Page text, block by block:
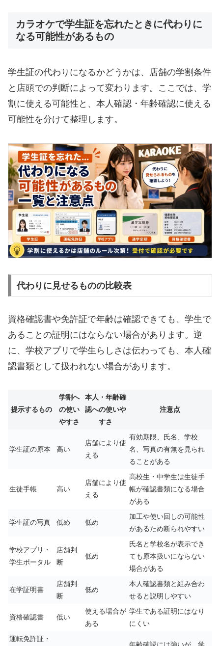
カラオケで学生証を忘れたときに代わりに
なる可能性があるもの
学生証の代わりになるかどうかは、店舗の学割条件
と店頭での判断によって変わります。ここでは、学
割に使える可能性と、本人確認・年齢確認に使える
可能性を分けて整理します。
代わりに見せるものの比較表
資格確認書や免許証で年齢は確認できても、学生で
あることの証明にはならない場合があります。逆
に、学校アプリで学生らしさは伝わっても、本人確
認書類として扱われない場合があります。
提示するもの
学割へ
の使い
やすさ
本人・年齢確
認への使いや
すさ
注意点
学生証の原本 高い
店舗により使
える
有効期限、氏名、学校
名、写真の有無を見られ
ることがある
生徒手帳 高い
店舗により使
える
高校生・中学生は生徒手
帳が確認書類になる場合
がある
学生証の写真 低め 低め
加工や使い回しの可能性
があるため断られやすい
学校アプリ・
学生ポータル
店舗判
断
低め
氏名と学校名が表示でき
ても原本扱いにならない
場合がある
在学証明書
店舗判
断
低め
本人確認書類と組み合わ
せると説明しやすい
資格確認書 低い
使える場合が
ある
学生である証明にはなり
にくい
運転免許証・